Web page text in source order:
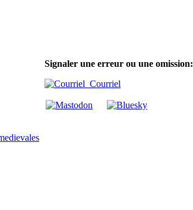
Signaler une erreur ou une omission:
Courriel